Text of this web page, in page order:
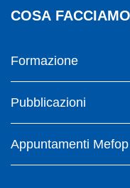
COSA FACCIAMO
Formazione
Pubblicazioni
Appuntamenti Mefop